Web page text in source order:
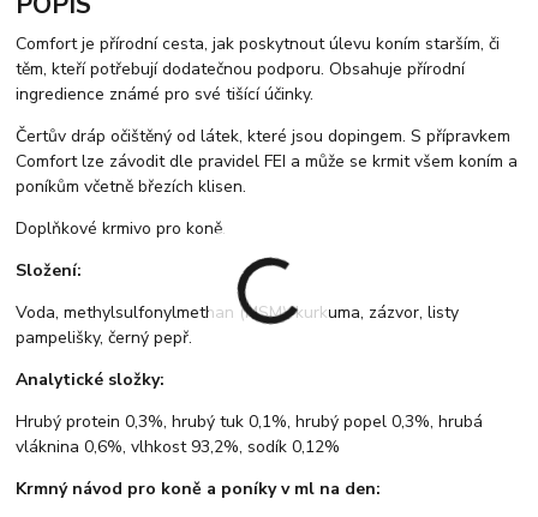
Comfort je přírodní cesta, jak poskytnout úlevu koním starším, či
těm, kteří potřebují dodatečnou podporu. Obsahuje přírodní
ingredience známé pro své tišící účinky.
Čertův dráp očištěný od látek, které jsou dopingem. S přípravkem
Comfort lze závodit dle pravidel FEI a může se krmit všem koním a
poníkům včetně březích klisen.
Doplňkové krmivo pro koně.
Složení:
Voda, methylsulfonylmethan (MSM), kurkuma, zázvor, listy
pampelišky, černý pepř.
Analytické složky:
Hrubý protein 0,3%, hrubý tuk 0,1%, hrubý popel 0,3%, hrubá
vláknina 0,6%, vlhkost 93,2%, sodík 0,12%
Krmný návod pro koně a poníky v ml na den: